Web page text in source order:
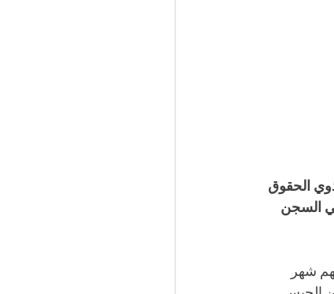
وذوي الحقوق
السجن
شهر